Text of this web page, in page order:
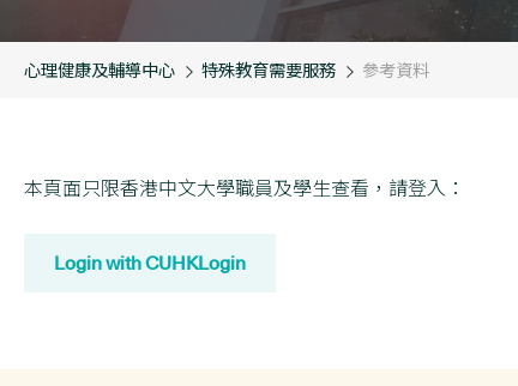
心理健康及輔導中心 特殊教育需要服務 參考資料
本頁面只限香港中文大學職員及學生查看，請登入：
Login with CUHKLogin